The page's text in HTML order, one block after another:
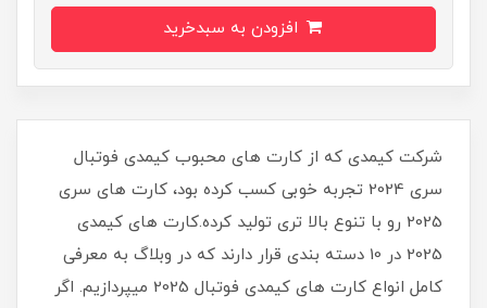
شرکت کیمدی که از کارت های محبوب کیمدی فوتبال
سری 2024 تجربه خوبی کسب کرده بود، کارت های سری
2025 رو با تنوع بالا تری تولید کرده.کارت های کیمدی
2025 در 10 دسته بندی قرار دارند که در وبلاگ به معرفی
کامل انواع کارت های کیمدی فوتبال 2025 میپردازیم. اگر